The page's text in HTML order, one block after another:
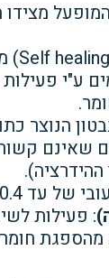
מצידו
Self healing)
ע"י
הנוצר
שאינם
ההידרציה).
של עד 0.4 .
: פעילות
מהספגת